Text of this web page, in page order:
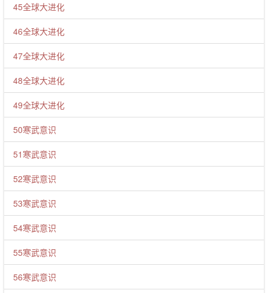
45全球大进化
46全球大进化
47全球大进化
48全球大进化
49全球大进化
50寒武意识
51寒武意识
52寒武意识
53寒武意识
54寒武意识
55寒武意识
56寒武意识